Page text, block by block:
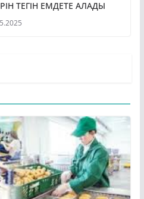
ТЕГІН ЕМДЕТЕ АЛАДЫ